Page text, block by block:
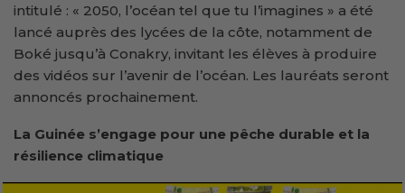
intitulé : « 2050, l’océan tel que tu l’imagines » a été
lancé auprès des lycées de la côte, notamment de
Boké jusqu’à Conakry, invitant les élèves à produire
des vidéos sur l’avenir de l’océan. Les lauréats seront
annoncés prochainement.
La Guinée s’engage pour une pêche durable et la
résilience climatique